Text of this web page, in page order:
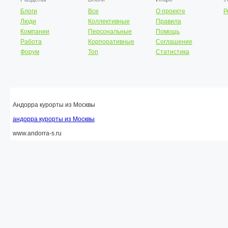
Блоги
Люди
Компании
Работа
Форум
Все
Коллективные
Персональные
Корпоративные
Топ
О проекте
Правила
Помощь
Соглашение
Статистика
Андорра курорты из Москвы
андорра курорты из Москвы
www.andorra-s.ru